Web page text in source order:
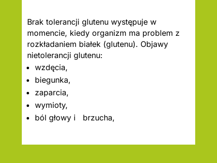
Brak tolerancji glutenu występuje w
momencie, kiedy organizm ma problem z
rozkładaniem białek (glutenu). Objawy
nietolerancji glutenu:
wzdęcia,
biegunka,
zaparcia,
wymioty,
ból głowy i brzucha,